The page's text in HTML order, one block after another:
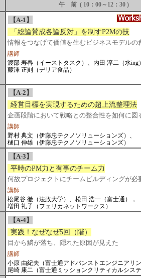
午 前 ( 10：00～12：30 )
【A-1】
「総論賛成各論反対」を制すP2Mの技
情報をつなげて価値を生むビジネスモデルの
講師
渡部 寿春（イーストタスク）、内田 淳二（水ing
藤澤 正則（デリア食品）
【A-2】
経営目標を実現するための超上流整理法
企画段階において戦略との整合性を如何に図
講師
野村 典文（伊藤忠テクノソリューションズ）、
樋口 伸雄（伊藤忠テクノソリューションズ）
【A-3】
平時のPM力と有事のチーム力
何故プロジェクトにチームビルディングが必
講師
松尾谷 徹（法政大学）、松田 浩一（富士通），
増田 礼子（フェリカネットワークス）
【A-4】
実践！なぜなぜ5回（階）
目から鱗が落ち、隠れた原因が見えた
講師
小原 由紀夫（富士通アドバンストエンジニアリ
尾崎 康二（富士通ミッションクリティカルシス